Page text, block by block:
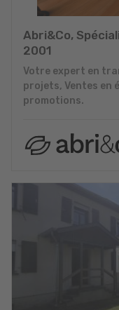
Abri&Co,
2001
Votre expert en
projets, Ventes en
promotions.